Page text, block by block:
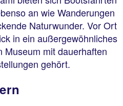
an wie Wanderungen
Naturwunder. Vor Ort
in ein außergewöhnliches
Museum mit dauerhaften
gehört.